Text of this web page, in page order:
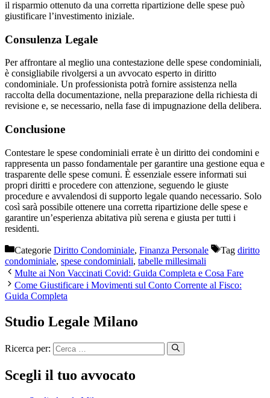
il risparmio ottenuto da una corretta ripartizione delle spese può
giustificare l’investimento iniziale.
Consulenza Legale
Per affrontare al meglio una contestazione delle spese condominiali,
è consigliabile rivolgersi a un avvocato esperto in diritto
condominiale. Un professionista potrà fornire assistenza nella
raccolta della documentazione, nella preparazione della richiesta di
revisione e, se necessario, nella fase di impugnazione della delibera.
Conclusione
Contestare le spese condominiali errate è un diritto dei condomini e
rappresenta un passo fondamentale per garantire una gestione equa e
trasparente delle spese comuni. È essenziale essere informati sui
propri diritti e procedere con attenzione, seguendo le giuste
procedure e avvalendosi di supporto legale quando necessario. Solo
così sarà possibile ottenere una corretta ripartizione delle spese e
garantire un’esperienza abitativa più serena e giusta per tutti i
residenti.
Categorie Diritto Condominiale, Finanza Personale Tag diritto
condominiale, spese condominiali, tabelle millesimali
Multe ai Non Vaccinati Covid: Guida Completa e Cosa Fare
Come Giustificare i Movimenti sul Conto Corrente al Fisco:
Guida Completa
Studio Legale Milano
Ricerca per:
Scegli il tuo avvocato